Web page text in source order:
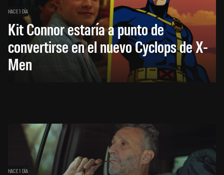
HACE 1 DÍA
Kit Connor estaría a punto de
convertirse en el nuevo Cyclops de X-
Men
HACE 1 DÍA